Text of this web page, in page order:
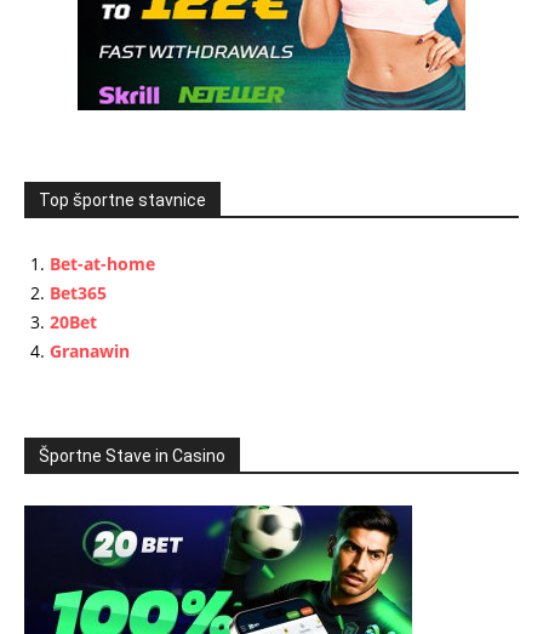
Top športne stavnice
Bet-at-home
Bet365
20Bet
Granawin
Športne Stave in Casino